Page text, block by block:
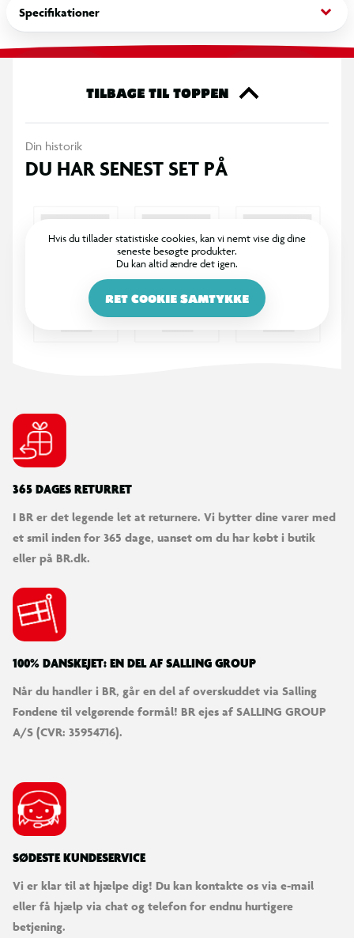
Specifikationer keyboard_arrow_down
TILBAGE TIL TOPPEN
Din historik
DU HAR SENEST SET PÅ
Hvis du tillader statistiske cookies, kan vi nemt vise dig dine
seneste besøgte produkter.
Du kan altid ændre det igen.
RET COOKIE SAMTYKKE
365 DAGES RETURRET
I BR er det legende let at returnere. Vi bytter dine varer med
et smil inden for 365 dage, uanset om du har købt i butik
eller på BR.dk.
100% DANSKEJET: EN DEL AF SALLING GROUP
Når du handler i BR, går en del af overskuddet via Salling
Fondene til velgørende formål! BR ejes af SALLING GROUP
A/S (CVR: 35954716).
SØDESTE KUNDESERVICE
Vi er klar til at hjælpe dig! Du kan kontakte os via e-mail
eller få hjælp via chat og telefon for endnu hurtigere
betjening.